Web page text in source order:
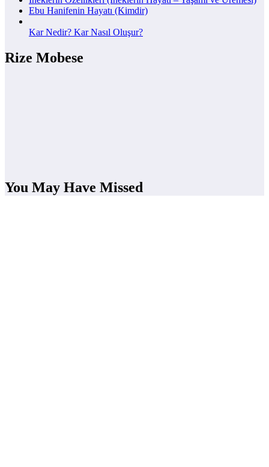
Ebu Hanifenin Hayatı (Kimdir)
Kar Nedir? Kar Nasıl Oluşur?
Rize Mobese
You May Have Missed